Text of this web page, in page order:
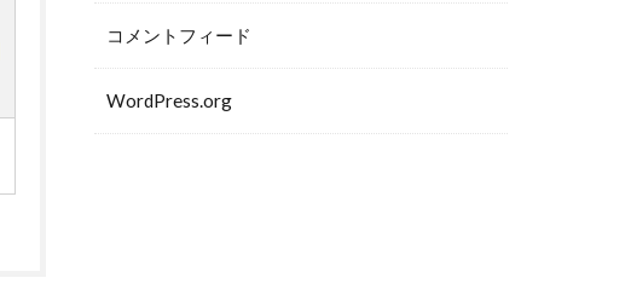
コメントフィード
WordPress.org